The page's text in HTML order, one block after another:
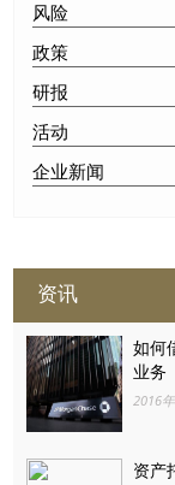
风险
政策
研报
活动
企业新闻
资讯
如何
业务
2016
资产